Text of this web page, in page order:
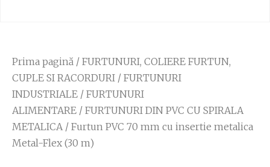
Prima pagină / FURTUNURI, COLIERE FURTUN,
CUPLE SI RACORDURI / FURTUNURI
INDUSTRIALE / FURTUNURI
ALIMENTARE / FURTUNURI DIN PVC CU SPIRALA
METALICA/ Furtun PVC 70 mm cu insertie metalica
Metal-Flex (30 m)